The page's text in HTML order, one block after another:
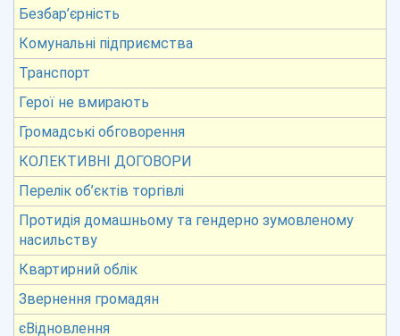
Безбар’єрність
Комунальні підприємства
Транспорт
Герої не вмирають
Громадські обговорення
КОЛЕКТИВНІ ДОГОВОРИ
Перелік об’єктів торгівлі
Протидія домашньому та гендерно зумовленому
насильству
Квартирний облік
Звернення громадян
єВідновлення